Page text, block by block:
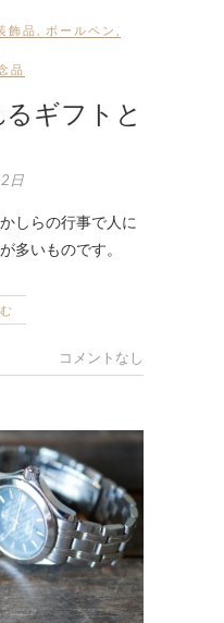
飾品 ボールペン
品
ギフトと
日
しらの行事で人に
多いものです。
コメントなし